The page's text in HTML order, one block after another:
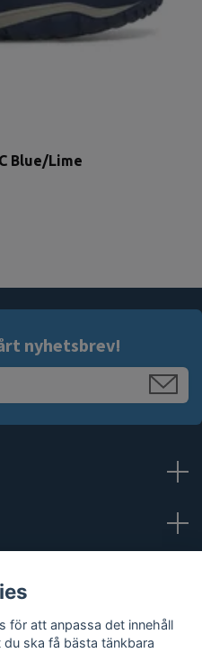
Blue/Lime
nyhetsbrev!
för att anpassa det innehåll
ska få bästa tänkbara